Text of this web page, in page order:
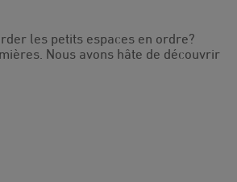
les petits espaces en ordre?
Nous avons hâte de découvrir